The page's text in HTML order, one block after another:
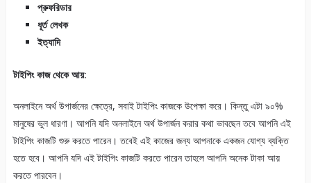
প্রুফরিডার
ধূর্ত লেখক
ইত্যাদি
টাইপিং কাজ থেকে আয়:
অনলাইনে অর্থ উপার্জনের ক্ষেত্রে, সবাই টাইপিং কাজকে উপেক্ষা করে। কিন্তু এটা ৯০%
মানুষের ভুল ধারণা। আপনি যদি অনলাইনে অর্থ উপার্জন করার কথা ভাবছেন তবে আপনি এই
টাইপিং কাজটি শুরু করতে পারেন। তবেই এই কাজের জন্য আপনাকে একজন যোগ্য ব্যক্তি
হতে হবে। আপনি যদি এই টাইপিং কাজটি করতে পারেন তাহলে আপনি অনেক টাকা আয়
করতে পারবেন।